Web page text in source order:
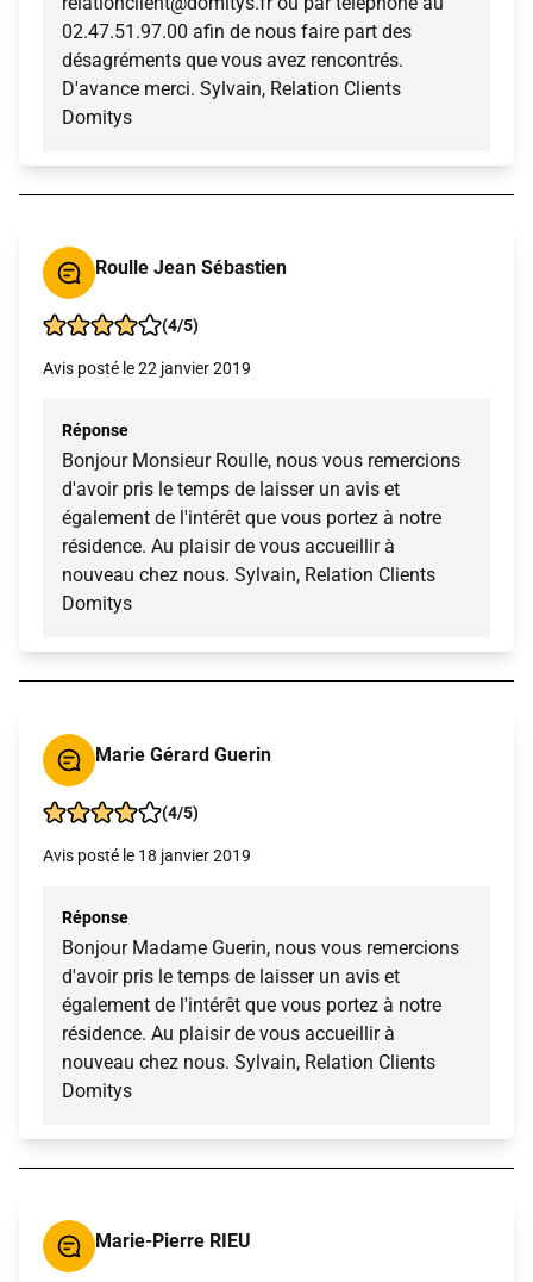
02.47.51.97.00 afin de nous faire part des
désagréments que vous avez rencontrés.
D'avance merci. Sylvain, Relation Clients
Domitys
Roulle Jean Sébastien
(4/5)
Avis posté le 22 janvier 2019
Réponse
Bonjour Monsieur Roulle, nous vous remercions
d'avoir pris le temps de laisser un avis et
également de l'intérêt que vous portez à notre
résidence. Au plaisir de vous accueillir à
nouveau chez nous. Sylvain, Relation Clients
Domitys
Marie Gérard Guerin
(4/5)
Avis posté le 18 janvier 2019
Réponse
Bonjour Madame Guerin, nous vous remercions
d'avoir pris le temps de laisser un avis et
également de l'intérêt que vous portez à notre
résidence. Au plaisir de vous accueillir à
nouveau chez nous. Sylvain, Relation Clients
Domitys
Marie-Pierre RIEU